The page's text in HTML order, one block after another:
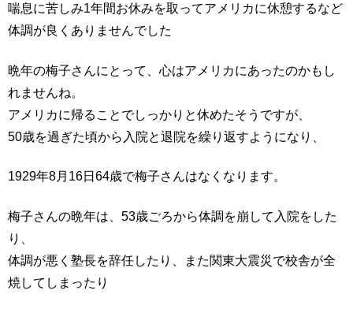
喘息に苦しみ1年間お休みを取ってアメリカに休憩するなど
体調が良くありませんでした
晩年の梅子さんにとって、心はアメリカにあったのかもし
れませんね。
アメリカに帰ることでしっかりと休めたそうですが、
50歳を過ぎた頃から入院と退院を繰り返すようになり、
1929年8月16日64歳で梅子さんはなくなります。
梅子さんの晩年は、53歳ごろから体調を崩して入院をした
り、
体調が悪く塾長を辞任したり、また関東大震災で校舎が全
焼してしまったり